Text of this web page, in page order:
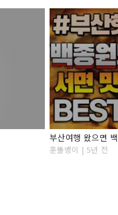
훈똘뱅이 | 5년 전